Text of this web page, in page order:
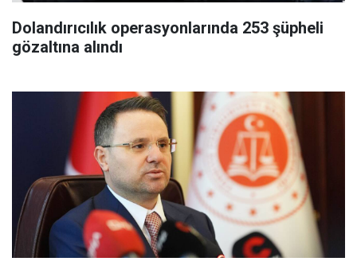
Dolandırıcılık operasyonlarında 253 şüpheli
gözaltına alındı